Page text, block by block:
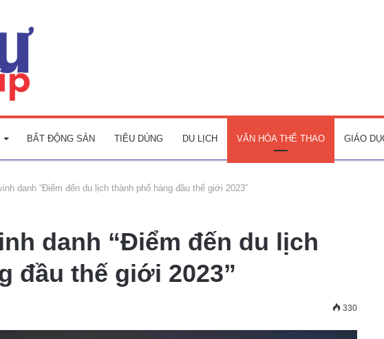
BẤT ĐỘNG SẢN TIÊU DÙNG DU LỊCH VĂN HÓA THỂ THAO GIÁO
danh “Điểm đến du lịch thành phố hàng đầu thế giới 2023”
danh “Điểm đến du lịch
đầu thế giới 2023”
330